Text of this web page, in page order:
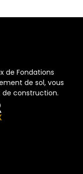
de Fondations
de sol, vous
construction.